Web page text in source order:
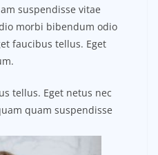
suspendisse vitae
morbi bibendum odio
faucibus tellus. Eget
tellus. Eget netus nec
quam suspendisse